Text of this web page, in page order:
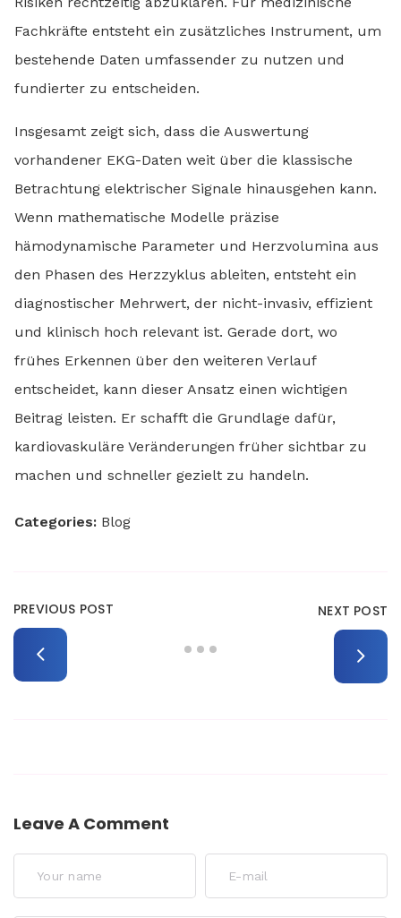
Fachkräfte entsteht ein zusätzliches Instrument, um
bestehende Daten umfassender zu nutzen und
fundierter zu entscheiden.
Insgesamt zeigt sich, dass die Auswertung
vorhandener EKG-Daten weit über die klassische
Betrachtung elektrischer Signale hinausgehen kann.
Wenn mathematische Modelle präzise
hämodynamische Parameter und Herzvolumina aus
den Phasen des Herzzyklus ableiten, entsteht ein
diagnostischer Mehrwert, der nicht-invasiv, effizient
und klinisch hoch relevant ist. Gerade dort, wo
frühes Erkennen über den weiteren Verlauf
entscheidet, kann dieser Ansatz einen wichtigen
Beitrag leisten. Er schafft die Grundlage dafür,
kardiovaskuläre Veränderungen früher sichtbar zu
machen und schneller gezielt zu handeln.
Categories: Blog
PREVIOUS POST NEXT POST
Leave A Comment